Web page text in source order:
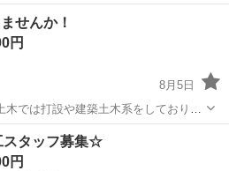
せんか！
円
8月5日
では打設や建築土木系をしておりま
ております！ 現場にはよるのですが
ったり休みの事もあります！日曜日
...
その他
タッフ募集☆
円